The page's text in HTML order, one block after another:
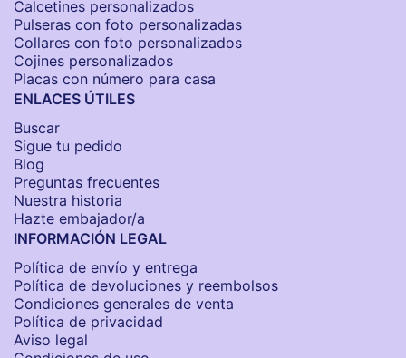
Calcetines personalizados
Pulseras con foto personalizadas
Collares con foto personalizados
Cojines personalizados
Placas con número para casa
ENLACES ÚTILES
Buscar
Sigue tu pedido
Blog
Preguntas frecuentes
Nuestra historia
Hazte embajador/a
INFORMACIÓN LEGAL
Política de envío y entrega
Política de devoluciones y reembolsos
Condiciones generales de venta
Política de privacidad
Aviso legal